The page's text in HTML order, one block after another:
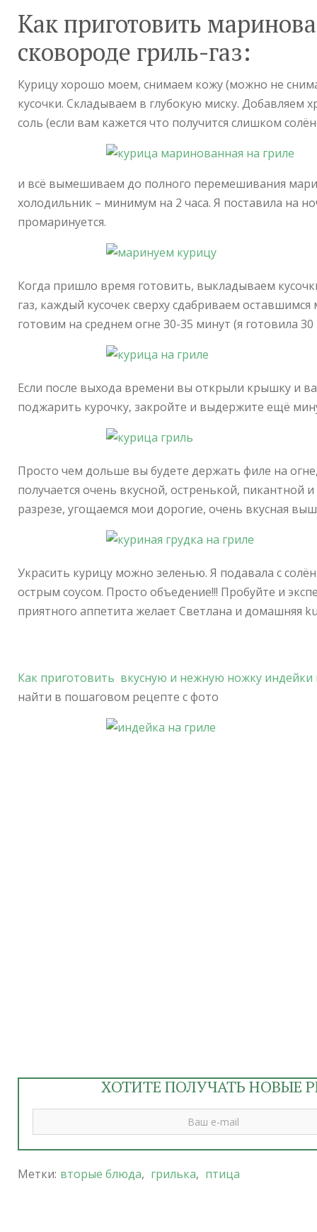
Как приготовить
сковороде гриль-газ:
Курицу хорошо моем, снимаем кожу (можно не
кусочки. Складываем в глубокую миску. Добавляем
соль (если вам кажется что получится слишком
и всё вымешиваем до полного перемешивания
холодильник – минимум на 2 часа. Я поставила на
промаринуется.
Когда пришло время готовить, выкладываем
газ, каждый кусочек сверху сдабриваем
готовим на среднем огне 30-35 минут (я готовила
Если после выхода времени вы открыли крышку и
поджарить курочку, закройте и выдержите ещё
Просто чем дольше вы будете держать филе на
получается очень вкусной, остренькой, пикантной
разрезе, угощаемся мои дорогие, очень вкусная
Украсить курицу можно зеленью. Я подавала с
острым соусом. Просто объедение!!! Пробуйте и
приятного аппетита желает Светлана и домашняя
Как приготовить вкусную и нежную ножку индейки
найти в пошаговом рецепте с фото
ХОТИТЕ ПОЛУЧАТЬ НОВЫЕ
Метки: вторые блюда, грилька, птица